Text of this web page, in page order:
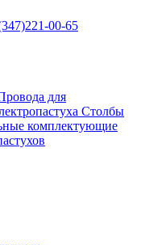
00-65
для
Столбы
комплектующие